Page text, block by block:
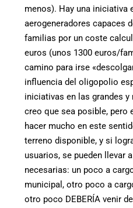
menos). Hay una iniciativa
aerogeneradores capaces
familias por un coste
euros (unos 1300 euros/
camino para irse
influencia del oligopolio
iniciativas en las grandes y
creo que sea posible, pero
hacer mucho en este
terreno disponible, y si
usuarios, se pueden llevar
necesarias: un poco a
municipal, otro poco a
otro poco DEBERÍA venir